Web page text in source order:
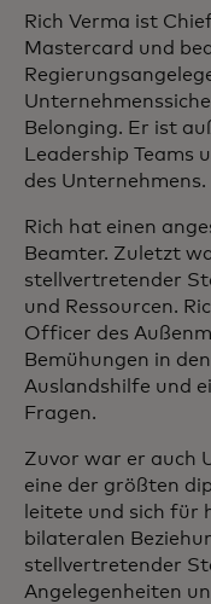
Rich Verma ist
Mastercard und
Belonging. Er ist
Leadership Teams
des Unternehmens.
Rich hat einen
Beamter. Zuletzt
stellvertretender
und Ressourcen.
Officer des
Bemühungen in
Auslandshilfe und
Fragen.
Zuvor war er auch
eine der größten
leitete und sich für
bilateralen
stellvertretender
Angelegenheiten